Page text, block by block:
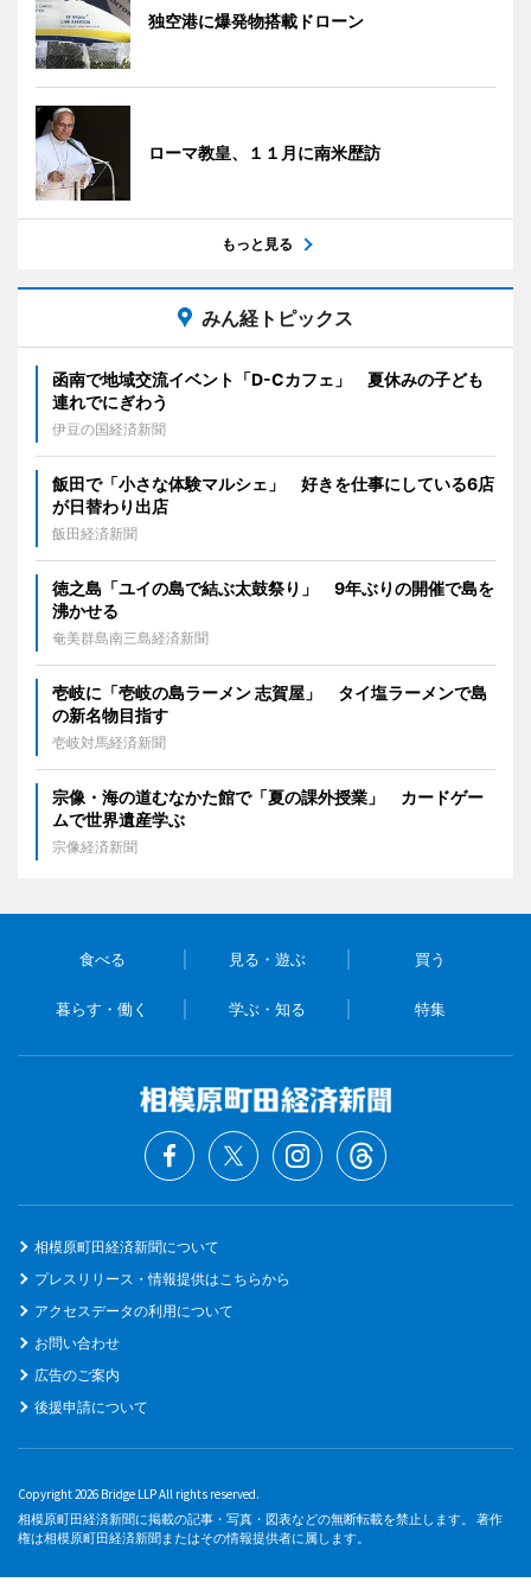
独空港に爆発物搭載ドローン
ローマ教皇、１１月に南米歴訪
もっと見る
みん経トピックス
函南で地域交流イベント「D-Cカフェ」 夏休みの子ども
連れでにぎわう
伊豆の国経済新聞
飯田で「小さな体験マルシェ」 好きを仕事にしている6店
が日替わり出店
飯田経済新聞
徳之島「ユイの島で結ぶ太鼓祭り」 9年ぶりの開催で島を
沸かせる
奄美群島南三島経済新聞
壱岐に「壱岐の島ラーメン 志賀屋」 タイ塩ラーメンで島
の新名物目指す
壱岐対馬経済新聞
宗像・海の道むなかた館で「夏の課外授業」 カードゲー
ムで世界遺産学ぶ
宗像経済新聞
食べる 見る・遊ぶ 買う
暮らす・働く 学ぶ・知る 特集
相模原町田経済新聞について
プレスリリース・情報提供はこちらから
アクセスデータの利用について
お問い合わせ
広告のご案内
後援申請について
Copyright 2026 Bridge LLP All rights reserved.
相模原町田経済新聞に掲載の記事・写真・図表などの無断転載を禁止します。 著作
権は相模原町田経済新聞またはその情報提供者に属します。